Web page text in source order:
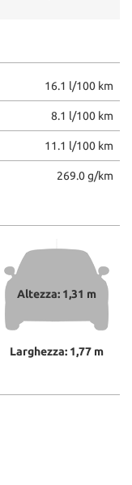
16.1 l/100 km
8.1 l/100 km
11.1 l/100 km
269.0 g/km
Altezza: 1,31 m
Larghezza: 1,77 m